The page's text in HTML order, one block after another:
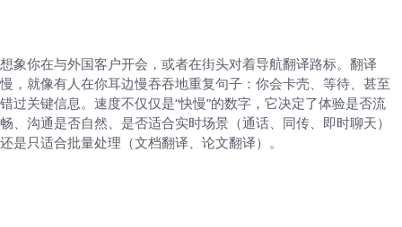
想象你在与外国客户开会，或者在街头对着导航翻译路标。翻译
慢，就像有人在你耳边慢吞吞地重复句子：你会卡壳、等待、甚至
错过关键信息。速度不仅仅是“快慢”的数字，它决定了体验是否流
畅、沟通是否自然、是否适合实时场景（通话、同传、即时聊天）
还是只适合批量处理（文档翻译、论文翻译）。